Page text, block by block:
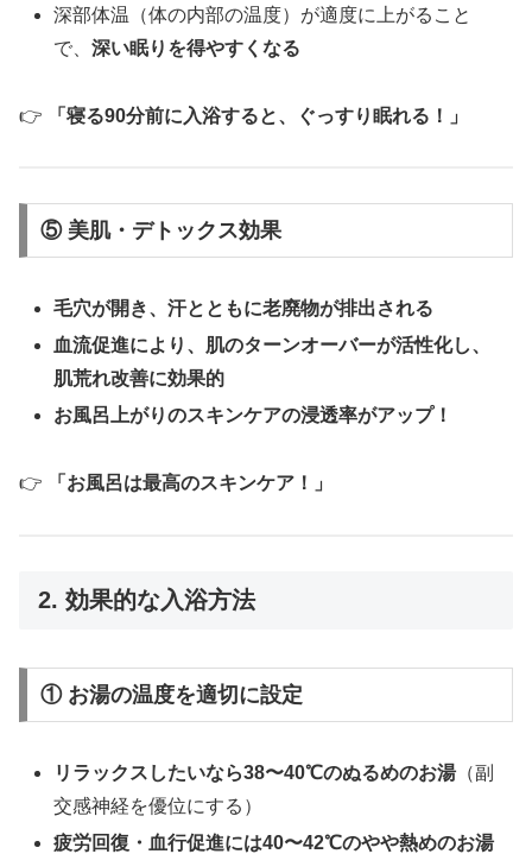
深部体温（体の内部の温度）が適度に上がること
で、深い眠りを得やすくなる
👉 「寝る90分前に入浴すると、ぐっすり眠れる！」
⑤ 美肌・デトックス効果
毛穴が開き、汗とともに老廃物が排出される
血流促進により、肌のターンオーバーが活性化し、
肌荒れ改善に効果的
お風呂上がりのスキンケアの浸透率がアップ！
👉 「お風呂は最高のスキンケア！」
2. 効果的な入浴方法
① お湯の温度を適切に設定
リラックスしたいなら38〜40℃のぬるめのお湯（副
交感神経を優位にする）
疲労回復・血行促進には40〜42℃のやや熱めのお湯